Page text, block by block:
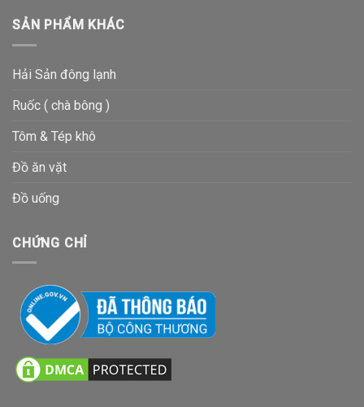
SẢN PHẨM KHÁC
Hải Sản đông lạnh
Ruốc ( chà bông )
Tôm & Tép khô
Đồ ăn vặt
Đồ uống
CHỨNG CHỈ